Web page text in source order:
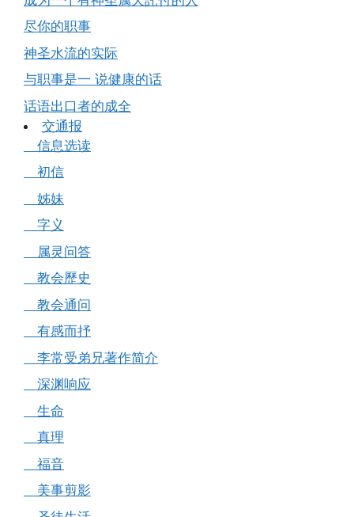
尽你的职事
神圣水流的实际
与职事是一 说健康的话
话语出口者的成全
交通报
信息选读
初信
姊妹
字义
属灵问答
教会歷史
教会通问
有感而抒
李常受弟兄著作简介
深渊响应
生命
真理
福音
美事剪影